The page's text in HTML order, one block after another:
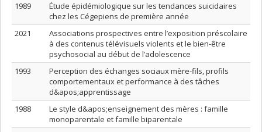
1989
Étude épidémiologique sur les tendances suicidaires
chez les Cégepiens de première année
2021
Associations prospectives entre l’exposition préscolaire
à des contenus télévisuels violents et le bien-être
psychosocial au début de l’adolescence
1993
Perception des échanges sociaux mère-fils, profils
comportementaux et performance à des tâches
d&apos;apprentissage
1988
Le style d&apos;enseignement des mères : famille
monoparentale et famille biparentale